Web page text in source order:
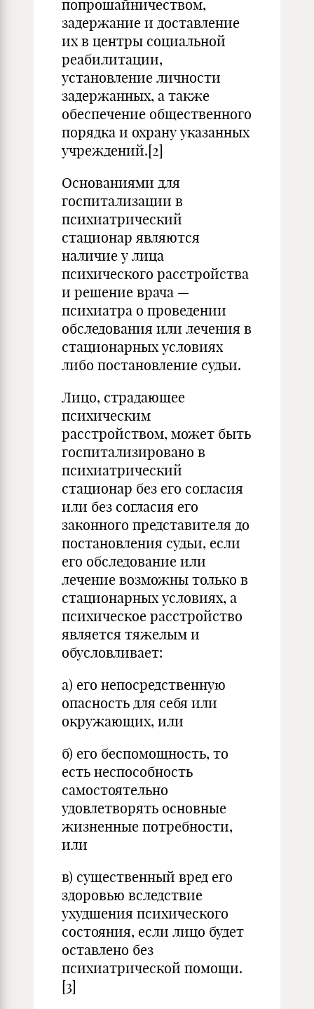
попрошайничеством,
задержание и доставление
их в центры социальной
реабилитации,
установление личности
задержанных, а также
обеспечение общественного
порядка и охрану указанных
учреждений.[2]
Основаниями для
госпитализации в
психиатрический
стационар являются
наличие у лица
психического расстройства
и решение врача —
психиатра о проведении
обследования или лечения в
стационарных условиях
либо постановление судьи.
Лицо, страдающее
психическим
расстройством, может быть
госпитализировано в
психиатрический
стационар без его согласия
или без согласия его
законного представителя до
постановления судьи, если
его обследование или
лечение возможны только в
стационарных условиях, а
психическое расстройство
является тяжелым и
обусловливает:
а) его непосредственную
опасность для себя или
окружающих, или
б) его беспомощность, то
есть неспособность
самостоятельно
удовлетворять основные
жизненные потребности,
или
в) существенный вред его
здоровью вследствие
ухудшения психического
состояния, если лицо будет
оставлено без
психиатрической помощи.
[3]